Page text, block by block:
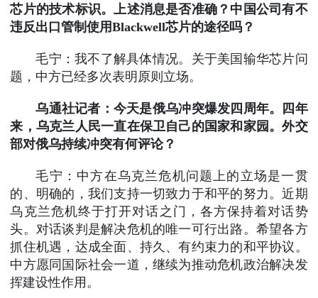
芯片的技术标识。上述消息是否准确？中国公司有不
违反出口管制使用Blackwell芯片的途径吗？
毛宁：我不了解具体情况。关于美国输华芯片问
题，中方已经多次表明原则立场。
乌通社记者：今天是俄乌冲突爆发四周年。四年
来，乌克兰人民一直在保卫自己的国家和家园。外交
部对俄乌持续冲突有何评论？
毛宁：中方在乌克兰危机问题上的立场是一贯
的、明确的，我们支持一切致力于和平的努力。近期
乌克兰危机终于打开对话之门，各方保持着对话势
头。对话谈判是解决危机的唯一可行出路。希望各方
抓住机遇，达成全面、持久、有约束力的和平协议。
中方愿同国际社会一道，继续为推动危机政治解决发
挥建设性作用。